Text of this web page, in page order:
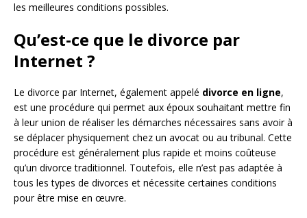
les meilleures conditions possibles.
Qu’est-ce que le divorce par
Internet ?
Le divorce par Internet, également appelé divorce en ligne,
est une procédure qui permet aux époux souhaitant mettre fin
à leur union de réaliser les démarches nécessaires sans avoir à
se déplacer physiquement chez un avocat ou au tribunal. Cette
procédure est généralement plus rapide et moins coûteuse
qu’un divorce traditionnel. Toutefois, elle n’est pas adaptée à
tous les types de divorces et nécessite certaines conditions
pour être mise en œuvre.